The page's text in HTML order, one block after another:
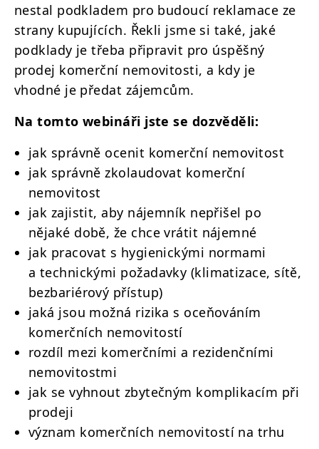
nestal podkladem pro budoucí reklamace ze
strany kupujících. Řekli jsme si také, jaké
podklady je třeba připravit pro úspěšný
prodej komerční nemovitosti, a kdy je
vhodné je předat zájemcům.
Na tomto webináři jste se dozvěděli:
jak správně ocenit komerční nemovitost
jak správně zkolaudovat komerční
nemovitost
jak zajistit, aby nájemník nepřišel po
nějaké době, že chce vrátit nájemné
jak pracovat s hygienickými normami
a technickými požadavky (klimatizace, sítě,
bezbariérový přístup)
jaká jsou možná rizika s oceňováním
komerčních nemovitostí
rozdíl mezi komerčními a rezidenčními
nemovitostmi
jak se vyhnout zbytečným komplikacím při
prodeji
význam komerčních nemovitostí na trhu